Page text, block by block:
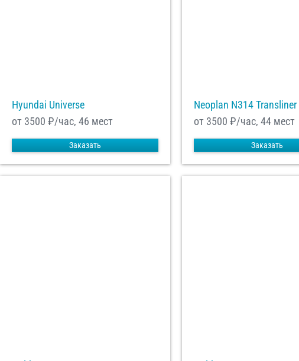
Hyundai Universe
от 3500 ₽/час, 46 мест
Заказать
Neoplan N314 Transliner
от 3500 ₽/час, 44 мест
Заказать